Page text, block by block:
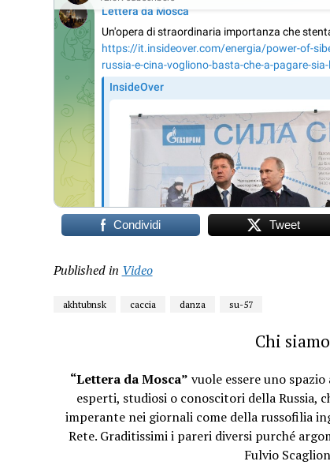
Condividi Tweet
Published in Video
akhtubnsk caccia danza su-57
Chi siamo
“Lettera da Mosca” vuole essere uno
esperti, studiosi o conoscitori della Russia,
imperante nei giornali come della russofilia
Rete. Graditissimi i pareri diversi purché
Fulvio